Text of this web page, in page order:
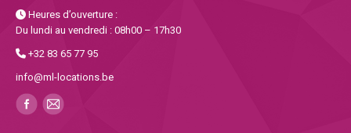
Heures d’ouverture :
Du lundi au vendredi : 08h00 – 17h30
+32 83 65 77 95
info@ml-locations.be